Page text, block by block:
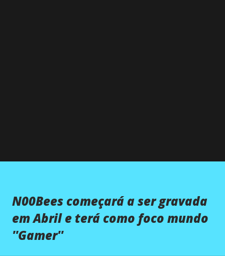
N00Bees começará a ser gravada
em Abril e terá como foco mundo
''Gamer''